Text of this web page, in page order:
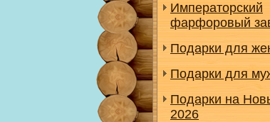
Императорский
фарфоровый
Подарки для
Подарки для
Подарки на
2026